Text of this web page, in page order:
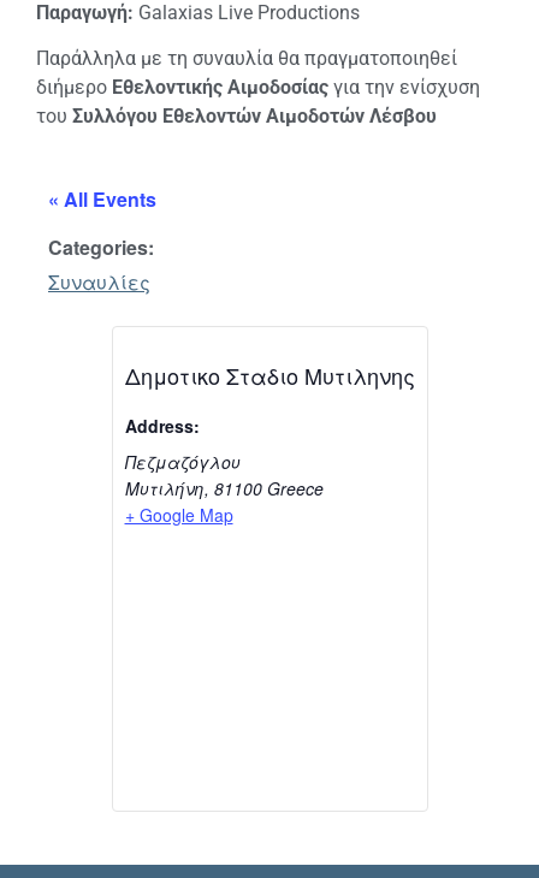
Παραγωγή: Galaxias Live Productions
Παράλληλα με τη συναυλία θα πραγματοποιηθεί
διήμερο Εθελοντικής Αιμοδοσίας για την ενίσχυση
του Συλλόγου Εθελοντών Αιμοδοτών Λέσβου
Categories:
Συναυλίες
« All Events
Δημοτικο Σταδιο Μυτιληνης
Address:
Πεζμαζόγλου
Μυτιλήνη, 81100 Greece
+ Google Map